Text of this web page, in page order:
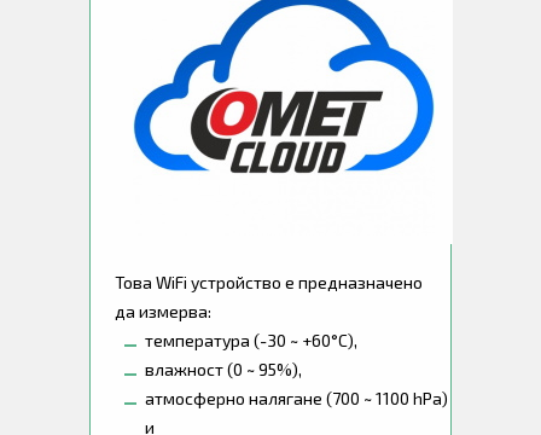
Това WiFi устройство е предназначено
да измерва:
температура (-30 ~ +60°C),
влажност (0 ~ 95%),
атмосферно налягане (700 ~ 1100 hPa)
и